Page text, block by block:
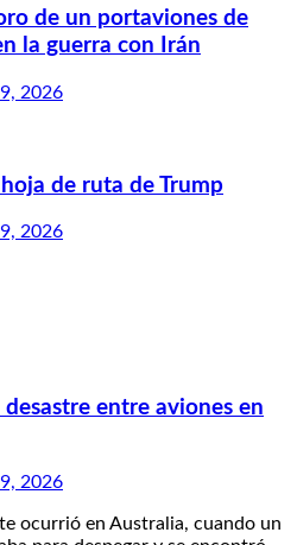
de un portaviones de
la guerra con Irán
2026
de ruta de Trump
2026
entre aviones en
2026
ocurrió en Australia, cuando un